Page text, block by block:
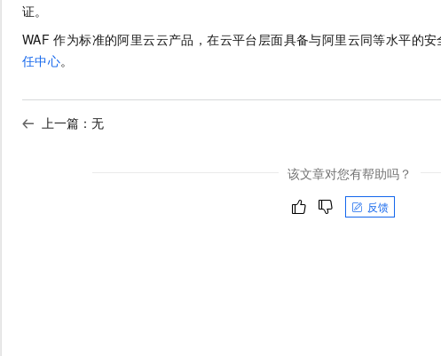
证。
WAF 作为标准的阿里云云产品，在云平台层面具备与阿里云同等水平的
任中心。
上一篇：无
该文章对您有帮助吗？
反馈